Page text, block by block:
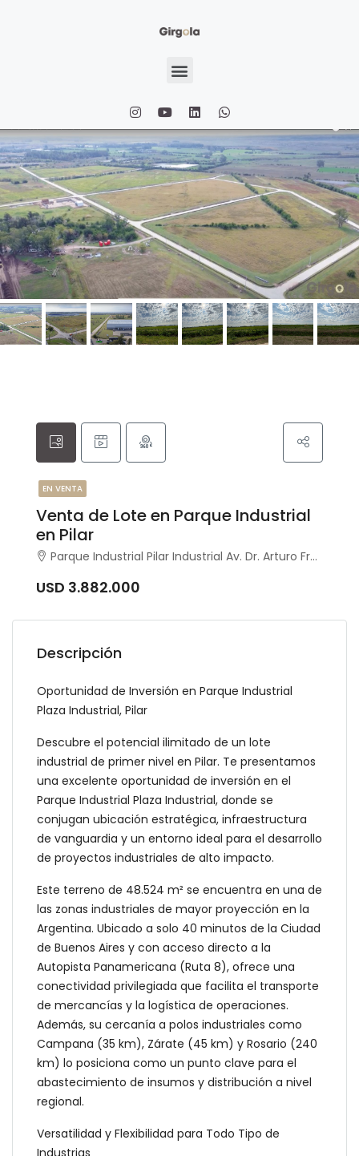
EN VENTA
Venta de Lote en Parque Industrial
en Pilar
Parque Industrial Pilar Industrial Av. Dr. Arturo Frondizi 0, Pilar, Pilar
USD 3.882.000
Descripción
Oportunidad de Inversión en Parque Industrial
Plaza Industrial, Pilar
Descubre el potencial ilimitado de un lote
industrial de primer nivel en Pilar. Te presentamos
una excelente oportunidad de inversión en el
Parque Industrial Plaza Industrial, donde se
conjugan ubicación estratégica, infraestructura
de vanguardia y un entorno ideal para el desarrollo
de proyectos industriales de alto impacto.
Este terreno de 48.524 m² se encuentra en una de
las zonas industriales de mayor proyección en la
Argentina. Ubicado a solo 40 minutos de la Ciudad
de Buenos Aires y con acceso directo a la
Autopista Panamericana (Ruta 8), ofrece una
conectividad privilegiada que facilita el transporte
de mercancías y la logística de operaciones.
Además, su cercanía a polos industriales como
Campana (35 km), Zárate (45 km) y Rosario (240
km) lo posiciona como un punto clave para el
abastecimiento de insumos y distribución a nivel
regional.
Versatilidad y Flexibilidad para Todo Tipo de